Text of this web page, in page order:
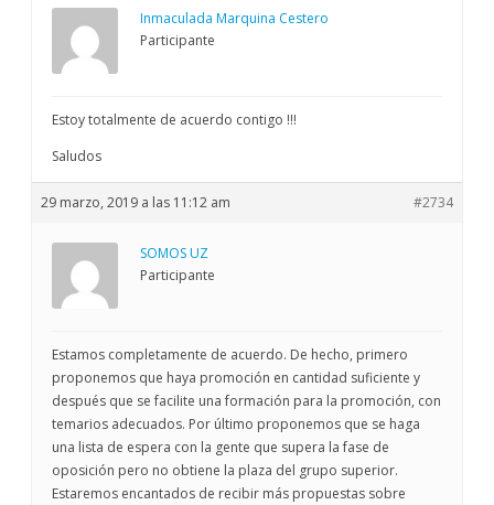
Inmaculada Marquina Cestero
Participante
Estoy totalmente de acuerdo contigo !!!
Saludos
29 marzo, 2019 a las 11:12 am #2734
SOMOS UZ
Participante
Estamos completamente de acuerdo. De hecho, primero
proponemos que haya promoción en cantidad suficiente y
después que se facilite una formación para la promoción, con
temarios adecuados. Por último proponemos que se haga
una lista de espera con la gente que supera la fase de
oposición pero no obtiene la plaza del grupo superior.
Estaremos encantados de recibir más propuestas sobre